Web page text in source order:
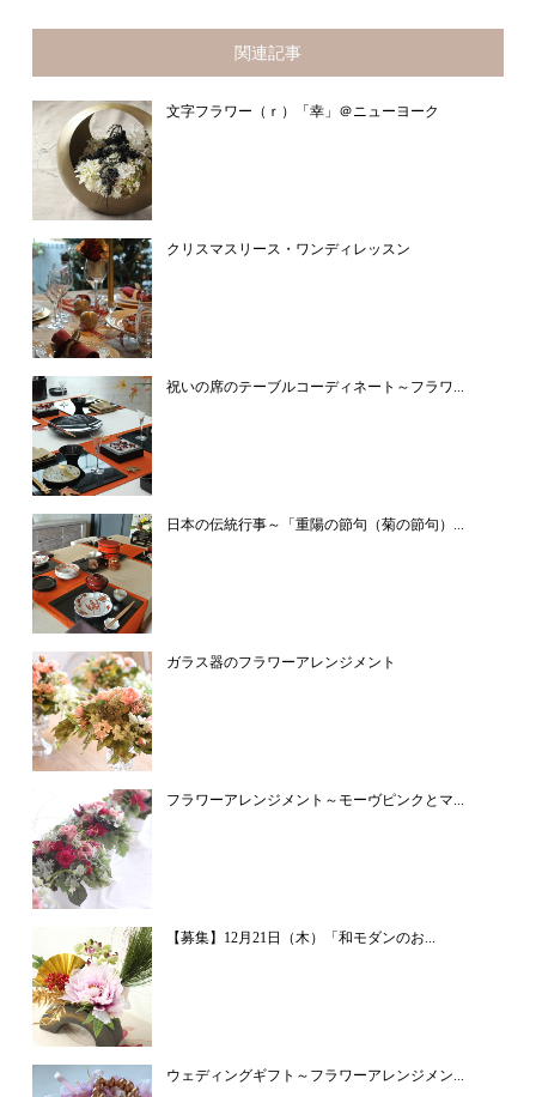
関連記事
文字フラワー（ｒ）「幸」＠ニューヨーク
クリスマスリース・ワンディレッスン
祝いの席のテーブルコーディネート～フラワ...
日本の伝統行事～「重陽の節句（菊の節句）...
ガラス器のフラワーアレンジメント
フラワーアレンジメント～モーヴピンクとマ...
【募集】12月21日（木）「和モダンのお...
ウェディングギフト～フラワーアレンジメン...